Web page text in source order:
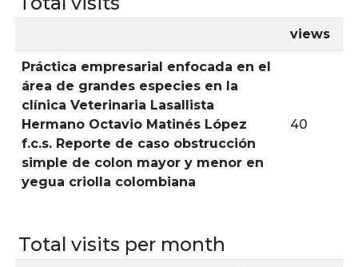
views
Práctica empresarial enfocada en el
área de grandes especies en la
clínica Veterinaria Lasallista
Hermano Octavio Matinés López
f.c.s. Reporte de caso obstrucción
simple de colon mayor y menor en
yegua criolla colombiana
40
Total visits per month